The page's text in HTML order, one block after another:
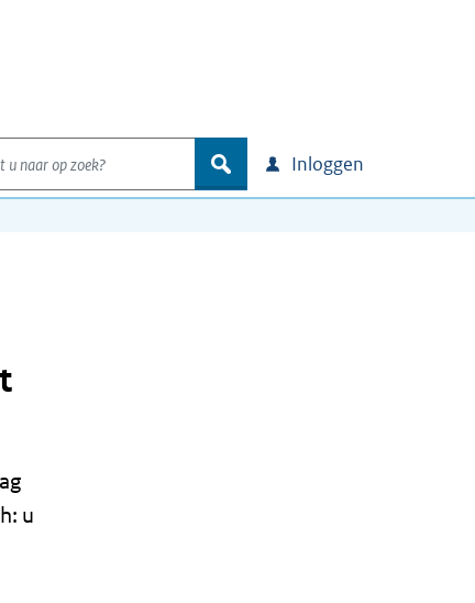
u naar op zoek?
zoek Inloggen
u